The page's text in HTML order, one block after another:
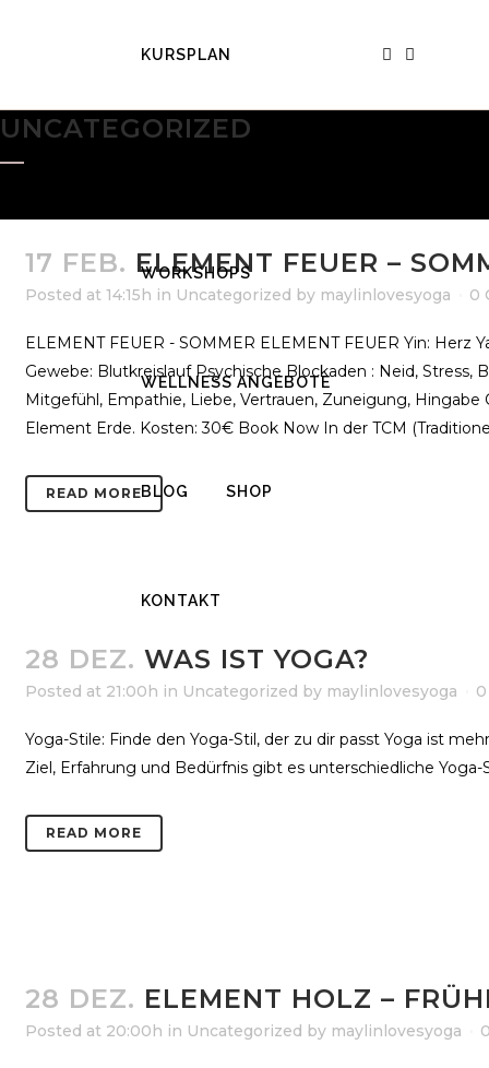
KURSPLAN
WORKSHOPS
WELLNESS ANGEBOTE
BLOG SHOP
KONTAKT
UNCATEGORIZED
17 FEB. ELEMENT FEUER –
Posted at 14:15h in Uncategorized by maylinlovesyoga 0
ELEMENT FEUER - SOMMER ELEMENT FEUER Yin:
Gewebe: Blutkreislauf Psychische Blockaden : Neid,
Mitgefühl, Empathie, Liebe, Vertrauen, Zuneigung,
Element Erde. Kosten: 30€ Book Now In der TCM
READ MORE
28 DEZ. WAS IST YOGA?
Posted at 21:00h in Uncategorized by maylinlovesyoga
Yoga-Stile: Finde den Yoga-Stil, der zu dir passt Yoga ist
Ziel, Erfahrung und Bedürfnis gibt es unterschiedliche
READ MORE
28 DEZ. ELEMENT HOLZ –
Posted at 20:00h in Uncategorized by maylinlovesyoga